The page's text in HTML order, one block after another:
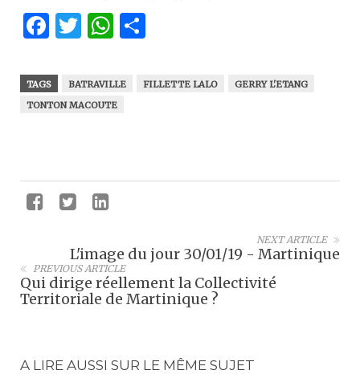
Facebook
Twitter
WhatsApp
TAGS BATRAVILLE FILLETTE LALO
GERRY L'ETANG
TONTON MACOUTE
NEXT ARTICLE
L'image du jour 30/01/19 - Martinique
PREVIOUS ARTICLE
Qui dirige réellement la Collectivité
Territoriale de Martinique ?
A LIRE AUSSI SUR LE MÊME SUJET